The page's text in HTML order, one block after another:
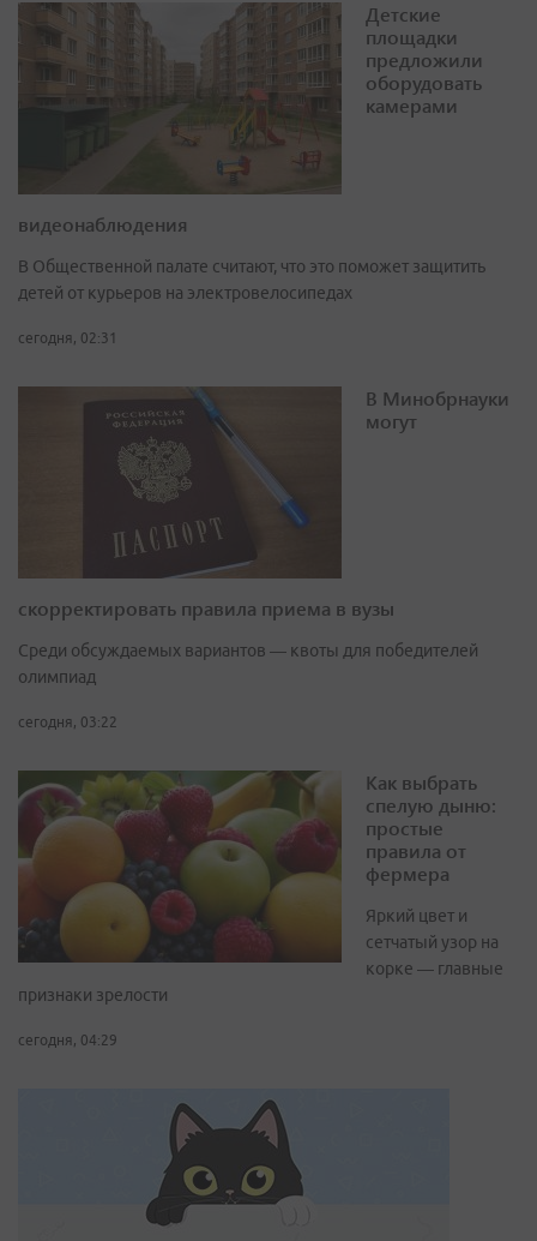
Детские
площадки
предложили
оборудовать
камерами
видеонаблюдения
В Общественной палате считают, что это поможет защитить
детей от курьеров на электровелосипедах
сегодня, 02:31
В Минобрнауки
могут
скорректировать правила приема в вузы
Среди обсуждаемых вариантов — квоты для победителей
олимпиад
сегодня, 03:22
Как выбрать
спелую дыню:
простые
правила от
фермера
Яркий цвет и
сетчатый узор на
корке — главные
признаки зрелости
сегодня, 04:29